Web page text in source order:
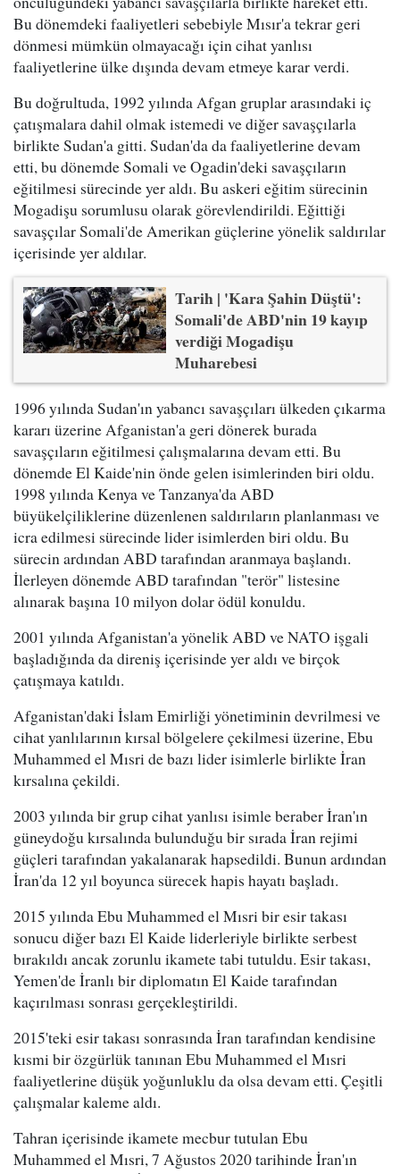
Bu dönemdeki faaliyetleri sebebiyle Mısır'a tekrar geri
dönmesi mümkün olmayacağı için cihat yanlısı
faaliyetlerine ülke dışında devam etmeye karar verdi.
Bu doğrultuda, 1992 yılında Afgan gruplar arasındaki iç
çatışmalara dahil olmak istemedi ve diğer savaşçılarla
birlikte Sudan'a gitti. Sudan'da da faaliyetlerine devam
etti, bu dönemde Somali ve Ogadin'deki savaşçıların
eğitilmesi sürecinde yer aldı. Bu askeri eğitim sürecinin
Mogadişu sorumlusu olarak görevlendirildi. Eğittiği
savaşçılar Somali'de Amerikan güçlerine yönelik saldırılar
içerisinde yer aldılar.
Tarih | 'Kara Şahin Düştü':
Somali'de ABD'nin 19 kayıp
verdiği Mogadişu
Muharebesi
1996 yılında Sudan'ın yabancı savaşçıları ülkeden çıkarma
kararı üzerine Afganistan'a geri dönerek burada
savaşçıların eğitilmesi çalışmalarına devam etti. Bu
dönemde El Kaide'nin önde gelen isimlerinden biri oldu.
1998 yılında Kenya ve Tanzanya'da ABD
büyükelçiliklerine düzenlenen saldırıların planlanması ve
icra edilmesi sürecinde lider isimlerden biri oldu. Bu
sürecin ardından ABD tarafından aranmaya başlandı.
İlerleyen dönemde ABD tarafından "terör" listesine
alınarak başına 10 milyon dolar ödül konuldu.
2001 yılında Afganistan'a yönelik ABD ve NATO işgali
başladığında da direniş içerisinde yer aldı ve birçok
çatışmaya katıldı.
Afganistan'daki İslam Emirliği yönetiminin devrilmesi ve
cihat yanlılarının kırsal bölgelere çekilmesi üzerine, Ebu
Muhammed el Mısri de bazı lider isimlerle birlikte İran
kırsalına çekildi.
2003 yılında bir grup cihat yanlısı isimle beraber İran'ın
güneydoğu kırsalında bulunduğu bir sırada İran rejimi
güçleri tarafından yakalanarak hapsedildi. Bunun ardından
İran'da 12 yıl boyunca sürecek hapis hayatı başladı.
2015 yılında Ebu Muhammed el Mısri bir esir takası
sonucu diğer bazı El Kaide liderleriyle birlikte serbest
bırakıldı ancak zorunlu ikamete tabi tutuldu. Esir takası,
Yemen'de İranlı bir diplomatın El Kaide tarafından
kaçırılması sonrası gerçekleştirildi.
2015'teki esir takası sonrasında İran tarafından kendisine
kısmi bir özgürlük tanınan Ebu Muhammed el Mısri
faaliyetlerine düşük yoğunluklu da olsa devam etti. Çeşitli
çalışmalar kaleme aldı.
Tahran içerisinde ikamete mecbur tutulan Ebu
Muhammed el Mısri, 7 Ağustos 2020 tarihinde İran'ın